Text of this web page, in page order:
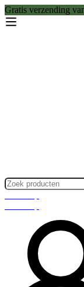
Gratis verzending